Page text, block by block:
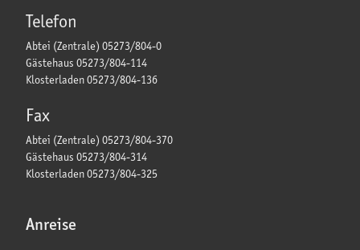
Telefon
Abtei (Zentrale) 05273/804-0
Gästehaus 05273/804-114
Klosterladen 05273/804-136
Fax
Abtei (Zentrale) 05273/804-370
Gästehaus 05273/804-314
Klosterladen 05273/804-325
Anreise